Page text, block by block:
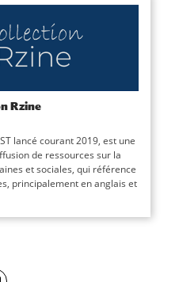
Rzine
lancé courant 2019, est une
de ressources sur la
et sociales, qui référence
principalement en anglais et